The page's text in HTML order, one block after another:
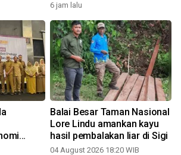
6 jam lalu
Balai Besar Taman Nasional
Lore Lindu amankan kayu
hasil pembalakan liar di Sigi
04 August 2026 18:20 WIB